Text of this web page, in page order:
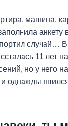
машина,
анкету
случай…
11 лет
но у него
однажды